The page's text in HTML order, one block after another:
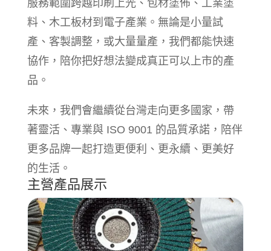
服務範圍跨越印刷上光、包材塗佈、工業塗
料、木工板材到電子產業。無論是小量試
產、客製調整，或大量量產，我們都能快速
協作，陪你把好想法變成真正可以上市的產
品。
未來，我們會繼續從台灣走向更多國家，帶
著靈活、專業與 ISO 9001 的品質承諾，陪伴
更多品牌一起打造更便利、更永續、更美好
的生活。
主營產品展示